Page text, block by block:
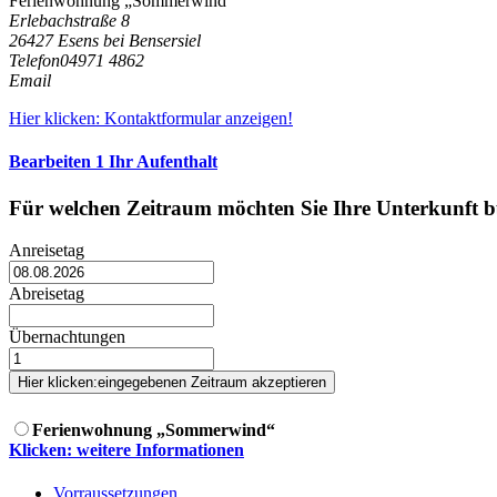
Erlebachstraße 8
26427 Esens bei Bensersiel
Telefon04971 4862
Email
Hier klicken: Kontaktformular anzeigen!
Bearbeiten 1 Ihr Aufenthalt
Für welchen Zeitraum möchten Sie Ihre Unterkunft
Anreisetag
Abreisetag
Übernachtungen
Hier klicken:eingegebenen Zeitraum akzeptieren
Ferienwohnung „Sommerwind“
Klicken: weitere Informationen
Vorraussetzungen